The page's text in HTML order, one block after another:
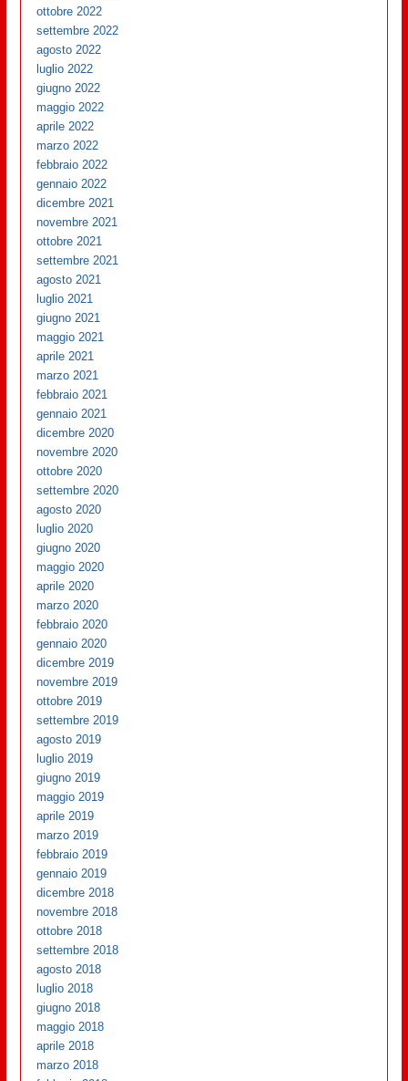
ottobre 2022
settembre 2022
agosto 2022
luglio 2022
giugno 2022
maggio 2022
aprile 2022
marzo 2022
febbraio 2022
gennaio 2022
dicembre 2021
novembre 2021
ottobre 2021
settembre 2021
agosto 2021
luglio 2021
giugno 2021
maggio 2021
aprile 2021
marzo 2021
febbraio 2021
gennaio 2021
dicembre 2020
novembre 2020
ottobre 2020
settembre 2020
agosto 2020
luglio 2020
giugno 2020
maggio 2020
aprile 2020
marzo 2020
febbraio 2020
gennaio 2020
dicembre 2019
novembre 2019
ottobre 2019
settembre 2019
agosto 2019
luglio 2019
giugno 2019
maggio 2019
aprile 2019
marzo 2019
febbraio 2019
gennaio 2019
dicembre 2018
novembre 2018
ottobre 2018
settembre 2018
agosto 2018
luglio 2018
giugno 2018
maggio 2018
aprile 2018
marzo 2018